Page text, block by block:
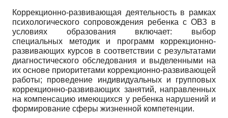
Коррекционно-развивающая деятельность в рамках
психологического сопровождения ребенка с ОВЗ в
условиях образования включает: выбор
специальных методик и программ коррекционно-
развивающих курсов в соответствии с результатами
диагностического обследования и выделенными на
их основе приоритетами коррекционно-развивающей
работы; проведение индивидуальных и групповых
коррекционно-развивающих занятий, направленных
на компенсацию имеющихся у ребенка нарушений и
формирование сферы жизненной компетенции.